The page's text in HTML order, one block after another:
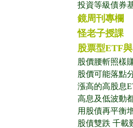
投資等級債券
鏡周刊專欄
怪老子授課
股票型ETF
股價腰斬照樣
股價可能落點
漲高的高股息
高息及低波動
用股債再平衡
股債雙跌 千載